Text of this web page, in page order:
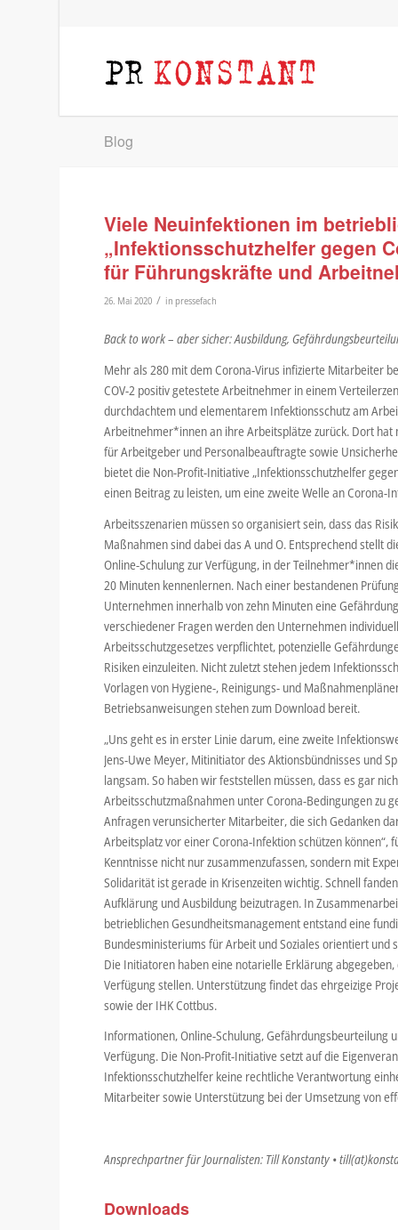
Blog
Viele Neuinfektionen im
„Infektionsschutzhelfer gegen
für Führungskräfte und
26. Mai 2020 / in pressefach
Back to work – aber sicher: Ausbildung,
Mehr als 280 mit dem Corona-Virus infizierte Mitarbeiter
COV-2 positiv getestete Arbeitnehmer in einem
durchdachtem und elementarem Infektionsschutz am
Arbeitnehmer*innen an ihre Arbeitsplätze zurück. Dort
für Arbeitgeber und Personalbeauftragte sowie
bietet die Non-Profit-Initiative „Infektionsschutzhelfer
einen Beitrag zu leisten, um eine zweite Welle an Corona-
Arbeitsszenarien müssen so organisiert sein, dass das
Maßnahmen sind dabei das A und O. Entsprechend stellt
Online-Schulung zur Verfügung, in der Teilnehmer*innen
20 Minuten kennenlernen. Nach einer bestandenen
Unternehmen innerhalb von zehn Minuten eine
verschiedener Fragen werden den Unternehmen
Arbeitsschutzgesetzes verpflichtet, potenzielle
Risiken einzuleiten. Nicht zuletzt stehen jedem
Vorlagen von Hygiene-, Reinigungs- und
Betriebsanweisungen stehen zum Download bereit.
„Uns geht es in erster Linie darum, eine zweite
Jens-Uwe Meyer, Mitinitiator des Aktionsbündnisses und
langsam. So haben wir feststellen müssen, dass es gar
Arbeitsschutzmaßnahmen unter Corona-Bedingungen zu
Anfragen verunsicherter Mitarbeiter, die sich Gedanken
Arbeitsplatz vor einer Corona-Infektion schützen
Kenntnisse nicht nur zusammenzufassen, sondern mit
Solidarität ist gerade in Krisenzeiten wichtig. Schnell
Aufklärung und Ausbildung beizutragen. In
betrieblichen Gesundheitsmanagement entstand eine
Bundesministeriums für Arbeit und Soziales orientiert
Die Initiatoren haben eine notarielle Erklärung
Verfügung stellen. Unterstützung findet das ehrgeizige
sowie der IHK Cottbus.
Informationen, Online-Schulung, Gefährdungsbeurteilung
Verfügung. Die Non-Profit-Initiative setzt auf die
Infektionsschutzhelfer keine rechtliche Verantwortung
Mitarbeiter sowie Unterstützung bei der Umsetzung von
Ansprechpartner für Journalisten: Till Konstanty •
Downloads